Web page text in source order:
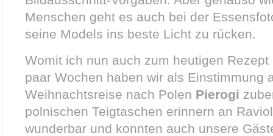
Menschen geht es auch bei der
seine Models ins beste Licht zu rücken.
Womit ich nun auch zum heutigen
paar Wochen haben wir als Einstimmung
Weihnachtsreise nach Polen Pierogi
polnischen Teigtaschen erinnern an
wunderbar und konnten auch unsere